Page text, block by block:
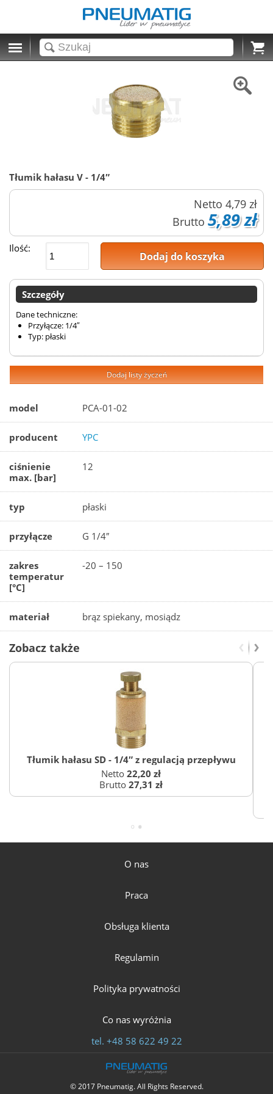
Cart
Tłumik hałasu V - 1/4″
Netto 4,79 zł
Brutto 5,89 zł
Ilość:
Dodaj do koszyka
Szczegóły
Dane techniczne:
Przyłącze: 1/4″
Typ: płaski
Dodaj listy życzeń
model PCA-01-02
producent YPC
ciśnienie
max. [bar]
12
typ płaski
przyłącze G 1/4″
zakres
temperatur
[°C]
-20 – 150
materiał brąz spiekany, mosiądz
Zobacz także
Tłumik hałasu SD - 1/4″ z regulacją przepływu
Netto 22,20 zł
Brutto 27,31 zł
O nas
Praca
Obsługa klienta
Regulamin
Polityka prywatności
Co nas wyróżnia
tel. +48 58 622 49 22
© 2017 Pneumatig. All Rights Reserved.